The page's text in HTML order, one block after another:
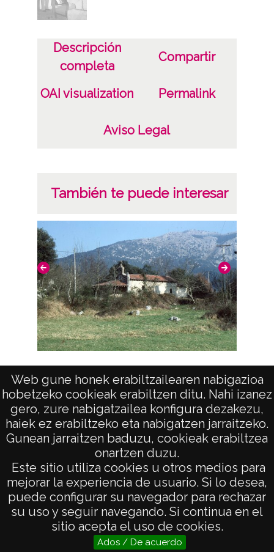
Web gune honek erabiltzailearen nabigazioa
hobetzeko cookieak erabiltzen ditu. Nahi izanez
gero, zure nabigatzailea konfigura dezakezu,
haiek ez erabiltzeko eta nabigatzen jarraitzeko.
Gunean jarraitzen baduzu, cookieak erabiltzea
onartzen duzu.
Este sitio utiliza cookies u otros medios para
mejorar la experiencia de usuario. Si lo desea,
puede configurar su navegador para rechazar
su uso y seguir navegando. Si continua en el
sitio acepta el uso de cookies.
Ados / De acuerdo
Descripción
completa
Compartir
OAI visualization Permalink
Aviso Legal
También te puede interesar
AVISO LEGAL
POLÍTICA DE PRIVACIDAD
ACCESIBILIDAD
ATENCIÓN CIUDADANA